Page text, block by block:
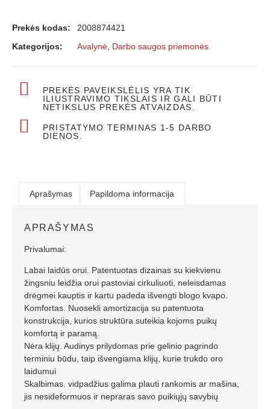
Prekės kodas:
2008874421
Kategorijos:
Avalynė Darbo saugos priemonės
PREKĖS PAVEIKSLĖLIS YRA TIK
ILIUSTRAVIMO TIKSLAIS IR GALI BŪTI
NETIKSLUS PREKĖS ATVAIZDAS.
PRISTATYMO TERMINAS 1-5 DARBO
DIENOS.
Aprašymas Papildoma informacija
APRAŠYMAS
Privalumai:
Labai laidūs orui. Patentuotas dizainas su kiekvienu
žingsniu leidžia orui pastoviai cirkuliuoti, neleisdamas
drėgmei kauptis ir kartu padeda išvengti blogo kvapo.
Komfortas. Nuosekli amortizacija su patentuota
konstrukcija, kurios struktūra suteikia kojoms puikų
komfortą ir paramą.
Nėra klijų. Audinys prilydomas prie gelinio pagrindo
terminiu būdu, taip išvengiama klijų, kurie trukdo oro
laidumui
Skalbimas. vidpadžius galima plauti rankomis ar mašina,
jis nesideformuos ir nepraras savo puikiųjų savybių